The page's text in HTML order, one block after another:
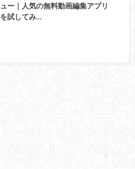
ュー｜人気の無料動画編集アプリ
を試してみ…